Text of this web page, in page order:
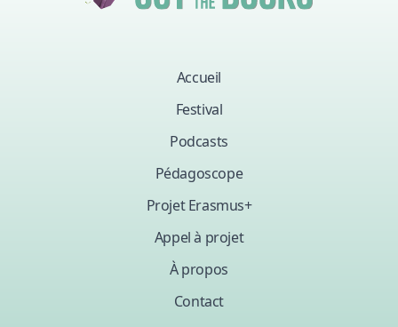
Accueil
Festival
Podcasts
Pédagoscope
Projet Erasmus+
Appel à projet
À propos
Contact